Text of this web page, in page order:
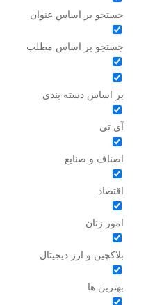
جستجو بر اساس عنوان
جستجو بر اساس مطلب
بر اساس دسته بندی
آی تی
اصناف و صنایع
اقتصاد
امور زنان
بلاکچین و ارز دیجیتال
بهترین ها